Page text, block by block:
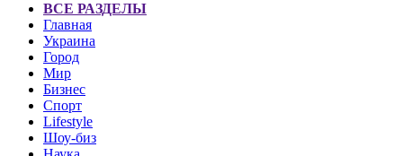
ВСЕ РАЗДЕЛЫ
Главная
Украина
Город
Мир
Бизнес
Спорт
Lifestyle
Шоу-биз